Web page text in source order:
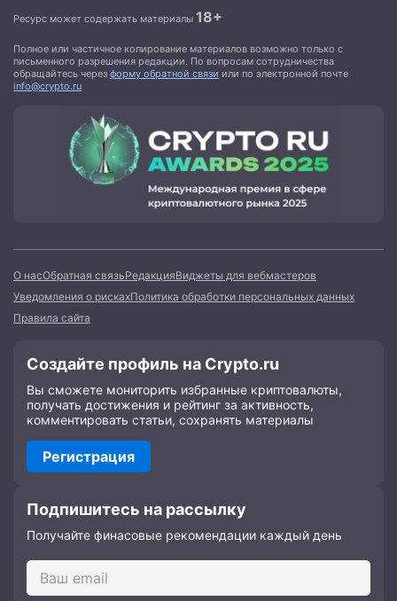
Ресурс может содержать материалы 18+
Полное или частичное копирование материалов возможно только с
письменного разрешения редакции. По вопросам сотрудничества
обращайтесь через форму обратной связи или по электронной почте
info@crypto.ru
О насОбратная связьРедакцияВиджеты для вебмастеров
Уведомления о рискахПолитика обработки персональных данных
Правила сайта
Создайте профиль на Crypto.ru
Вы сможете мониторить избранные криптовалюты,
получать достижения и рейтинг за активность,
комментировать статьи, сохранять материалы
Регистрация
Подпишитесь на рассылку
Получайте финасовые рекомендации каждый день